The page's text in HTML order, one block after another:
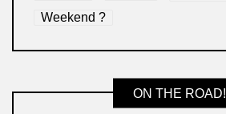
Weekend ?
ON THE ROAD!